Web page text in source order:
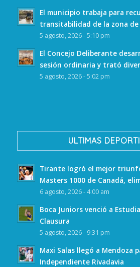
El municipio trabaja para
transitabilidad de la zona de
5 agosto, 2026 - 5:10 pm
El Concejo Deliberante
sesión ordinaria y trató
5 agosto, 2026 - 5:02 pm
ULTIMAS
Tirante logró el mejor
Masters 1000 de Canadá,
6 agosto, 2026 - 4:00 am
Boca Juniors venció a
Clausura
5 agosto, 2026 - 9:31 pm
Maxi Salas llegó a Mendoza
Independiente Rivadavia